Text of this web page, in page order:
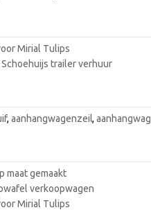
Mirial Tulips
trailer verhuur
, aanhangwagenzeil,
maat gemaakt
verkoopwagen
Mirial Tulips